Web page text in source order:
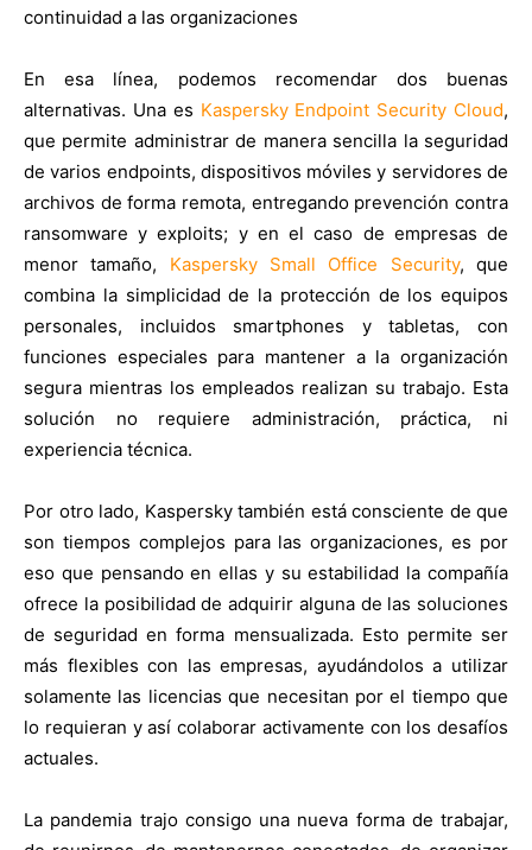
continuidad a las organizaciones
En esa línea, podemos recomendar dos buenas
alternativas. Una es Kaspersky Endpoint Security Cloud,
que permite administrar de manera sencilla la seguridad
de varios endpoints, dispositivos móviles y servidores de
archivos de forma remota, entregando prevención contra
ransomware y exploits; y en el caso de empresas de
menor tamaño, Kaspersky Small Office Security, que
combina la simplicidad de la protección de los equipos
personales, incluidos smartphones y tabletas, con
funciones especiales para mantener a la organización
segura mientras los empleados realizan su trabajo. Esta
solución no requiere administración, práctica, ni
experiencia técnica.
Por otro lado, Kaspersky también está consciente de que
son tiempos complejos para las organizaciones, es por
eso que pensando en ellas y su estabilidad la compañía
ofrece la posibilidad de adquirir alguna de las soluciones
de seguridad en forma mensualizada. Esto permite ser
más flexibles con las empresas, ayudándolos a utilizar
solamente las licencias que necesitan por el tiempo que
lo requieran y así colaborar activamente con los desafíos
actuales.
La pandemia trajo consigo una nueva forma de trabajar,